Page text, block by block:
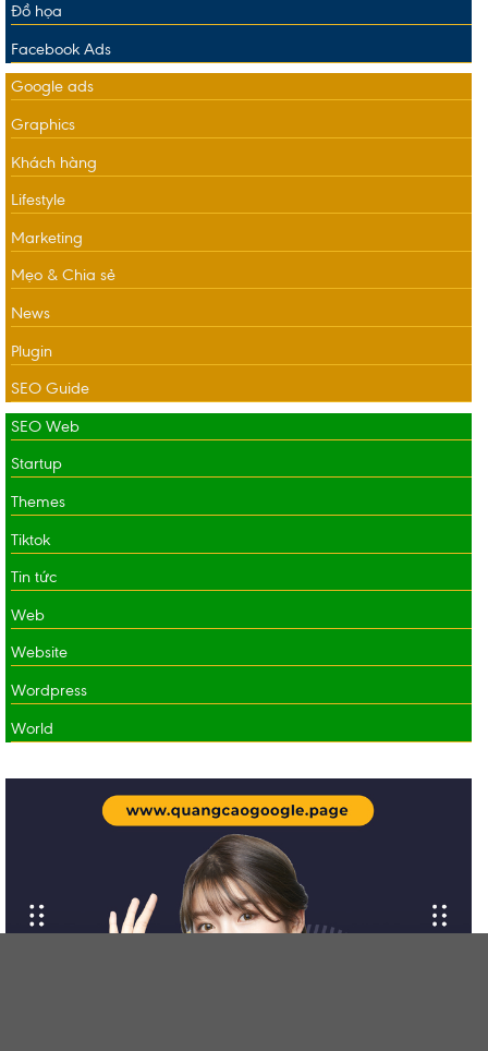
Đồ họa
Facebook Ads
Google ads
Graphics
Khách hàng
Lifestyle
Marketing
Mẹo & Chia sẻ
News
Plugin
SEO Guide
SEO Web
Startup
Themes
Tiktok
Tin tức
Web
Website
Wordpress
World